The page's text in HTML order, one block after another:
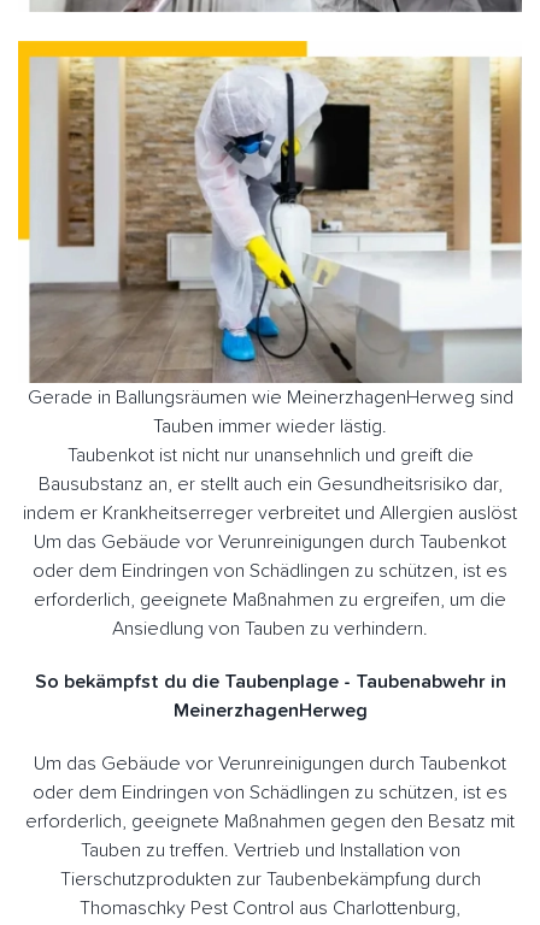
Gerade in Ballungsräumen wie MeinerzhagenHerweg sind
Tauben immer wieder lästig.
Taubenkot ist nicht nur unansehnlich und greift die
Bausubstanz an, er stellt auch ein Gesundheitsrisiko dar,
indem er Krankheitserreger verbreitet und Allergien auslöst
Um das Gebäude vor Verunreinigungen durch Taubenkot
oder dem Eindringen von Schädlingen zu schützen, ist es
erforderlich, geeignete Maßnahmen zu ergreifen, um die
Ansiedlung von Tauben zu verhindern.
So bekämpfst du die Taubenplage - Taubenabwehr in
MeinerzhagenHerweg
Um das Gebäude vor Verunreinigungen durch Taubenkot
oder dem Eindringen von Schädlingen zu schützen, ist es
erforderlich, geeignete Maßnahmen gegen den Besatz mit
Tauben zu treffen. Vertrieb und Installation von
Tierschutzprodukten zur Taubenbekämpfung durch
Thomaschky Pest Control aus Charlottenburg,